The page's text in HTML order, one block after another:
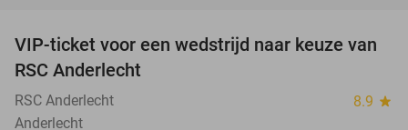
70%
VIP-ticket voor een wedstrijd naar keuze van
RSC Anderlecht
RSC Anderlecht 8.9 star
Anderlecht